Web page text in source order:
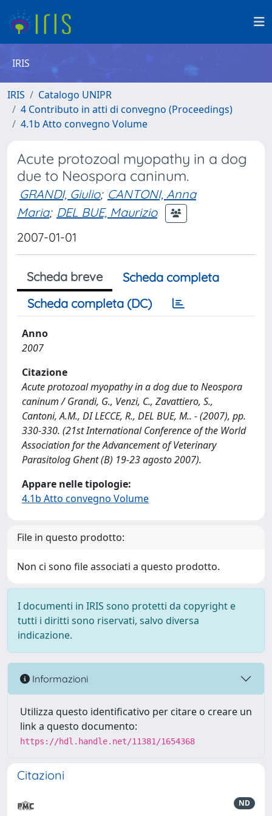
IRIS
IRIS
Catalogo UNIPR
4 Contributo in atti di convegno (Proceedings)
4.1b Atto convegno Volume
Acute protozoal myopathy in a dog
due to Neospora caninum.
GRANDI, Giulio; CANTONI, Anna
Maria; DEL BUE, Maurizio
2007-01-01
Scheda breve
Scheda completa
Scheda completa (DC)
Anno
2007
Citazione
Acute protozoal myopathy in a dog due to Neospora
caninum / Grandi, G., Venzi, C., Zavattiero, S.,
Cantoni, A.M., DI LECCE, R., DEL BUE, M.. - (2007), pp.
330-330. (21st International Conference of the World
Association for the Advancement of Veterinary
Parasitolog Ghent (B) 19-23 agosto 2007).
Appare nelle tipologie:
4.1b Atto convegno Volume
File in questo prodotto:
Non ci sono file associati a questo prodotto.
I documenti in IRIS sono protetti da copyright e
tutti i diritti sono riservati, salvo diversa
indicazione.
Informazioni
Utilizza questo identificativo per citare o creare un
link a questo documento:
https://hdl.handle.net/11381/1654368
Citazioni
ND